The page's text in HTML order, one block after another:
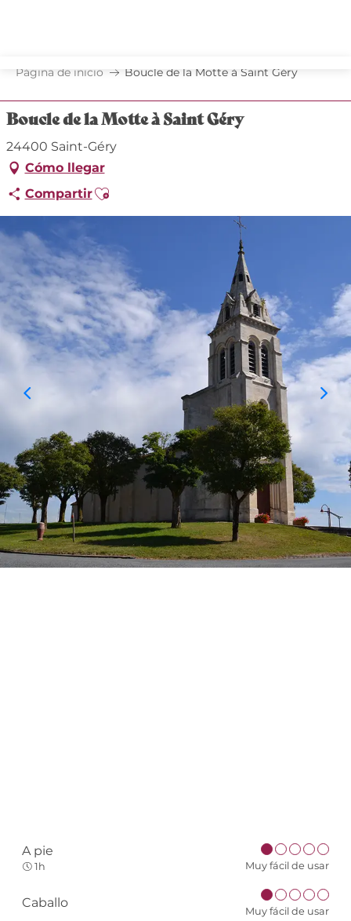
principal
Página de inicio Boucle de la Motte à Saint Géry
Boucle de la Motte à Saint Géry
24400 Saint-Géry
Cómo llegar
CompartirAjouter aux favoris
A pie
1h Muy fácil de usar
Caballo
Muy fácil de usar